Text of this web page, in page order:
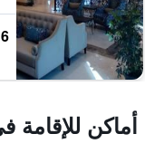
أماكن للإقامة